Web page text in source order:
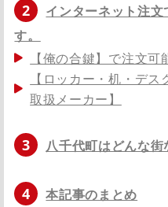
2
インターネット注
す。
【俺の合鍵】で注文可
【ロッカー・机・デ
取扱メーカー】
3 八千代町はどんな街
4 本記事のまとめ